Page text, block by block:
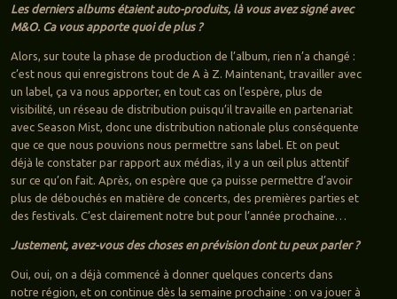
Les derniers albums étaient auto-produits, là vous avez signé avec
M&O. Ca vous apporte quoi de plus ?
Alors, sur toute la phase de production de l’album, rien n’a changé :
c’est nous qui enregistrons tout de A à Z. Maintenant, travailler avec
un label, ça va nous apporter, en tout cas on l’espère, plus de
visibilité, un réseau de distribution puisqu’il travaille en partenariat
avec Season Mist, donc une distribution nationale plus conséquente
que ce que nous pouvions nous permettre sans label. Et on peut
déjà le constater par rapport aux médias, il y a un œil plus attentif
sur ce qu’on fait. Après, on espère que ça puisse permettre d’avoir
plus de débouchés en matière de concerts, des premières parties et
des festivals. C’est clairement notre but pour l’année prochaine…
Justement, avez-vous des choses en prévision dont tu peux parler ?
Oui, oui, on a déjà commencé à donner quelques concerts dans
notre région, et on continue dès la semaine prochaine : on va jouer à